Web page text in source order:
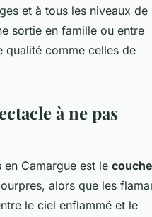
et à tous les niveaux de
sortie en famille ou entre
qualité comme celles de
à ne pas
Camargue est le
alors que les
le ciel enflammé et le